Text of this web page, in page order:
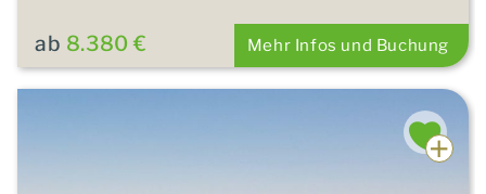
ab 8.380 € Mehr Infos und Buchung